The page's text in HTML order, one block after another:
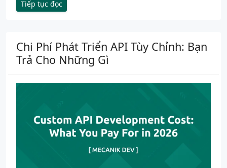
Tiếp tục đọc
Chi Phí Phát Triển API Tùy Chỉnh: Bạn
Trả Cho Những Gì